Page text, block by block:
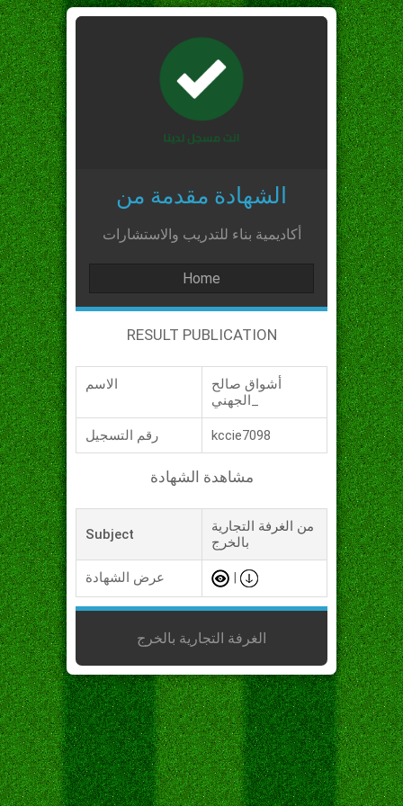
الشهادة مقدمة من
أكاديمية بناء للتدريب والاستشارات
Home
RESULT PUBLICATION
الاسم
أشواق صالح
رقم التسجيل kccie7098
مشاهدة الشهادة
Subject
من الغرفة التجارية
بالخرج
عرض الشهادة
الغرفة التجارية بالخرج